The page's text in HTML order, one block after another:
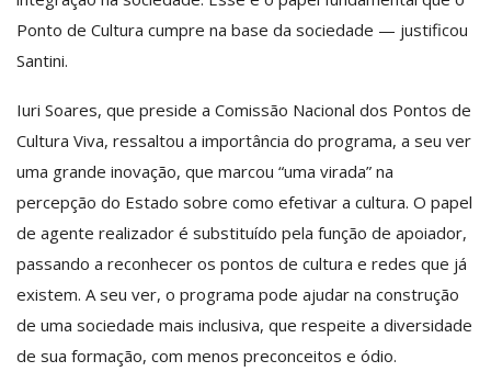
Ponto de Cultura cumpre na base da sociedade — justificou
Santini.
Iuri Soares, que preside a Comissão Nacional dos Pontos de
Cultura Viva, ressaltou a importância do programa, a seu ver
uma grande inovação, que marcou “uma virada” na
percepção do Estado sobre como efetivar a cultura. O papel
de agente realizador é substituído pela função de apoiador,
passando a reconhecer os pontos de cultura e redes que já
existem. A seu ver, o programa pode ajudar na construção
de uma sociedade mais inclusiva, que respeite a diversidade
de sua formação, com menos preconceitos e ódio.